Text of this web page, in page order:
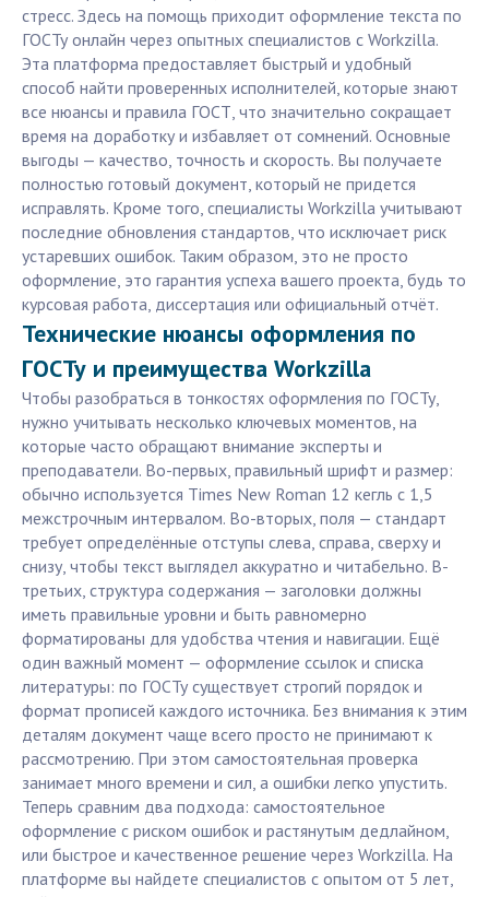
стресс. Здесь на помощь приходит оформление текста по
ГОСТу онлайн через опытных специалистов с Workzilla.
Эта платформа предоставляет быстрый и удобный
способ найти проверенных исполнителей, которые знают
все нюансы и правила ГОСТ, что значительно сокращает
время на доработку и избавляет от сомнений. Основные
выгоды — качество, точность и скорость. Вы получаете
полностью готовый документ, который не придется
исправлять. Кроме того, специалисты Workzilla учитывают
последние обновления стандартов, что исключает риск
устаревших ошибок. Таким образом, это не просто
оформление, это гарантия успеха вашего проекта, будь то
курсовая работа, диссертация или официальный отчёт.
Технические нюансы оформления по
ГОСТу и преимущества Workzilla
Чтобы разобраться в тонкостях оформления по ГОСТу,
нужно учитывать несколько ключевых моментов, на
которые часто обращают внимание эксперты и
преподаватели. Во-первых, правильный шрифт и размер:
обычно используется Times New Roman 12 кегль с 1,5
межстрочным интервалом. Во-вторых, поля — стандарт
требует определённые отступы слева, справа, сверху и
снизу, чтобы текст выглядел аккуратно и читабельно. В-
третьих, структура содержания — заголовки должны
иметь правильные уровни и быть равномерно
форматированы для удобства чтения и навигации. Ещё
один важный момент — оформление ссылок и списка
литературы: по ГОСТу существует строгий порядок и
формат прописей каждого источника. Без внимания к этим
деталям документ чаще всего просто не принимают к
рассмотрению. При этом самостоятельная проверка
занимает много времени и сил, а ошибки легко упустить.
Теперь сравним два подхода: самостоятельное
оформление с риском ошибок и растянутым дедлайном,
или быстрое и качественное решение через Workzilla. На
платформе вы найдете специалистов с опытом от 5 лет,